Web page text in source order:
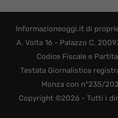
Informazioneoggi.it di
A. Volta 16 - Palazzo C,
Codice Fiscale e
Testata Giornalistica
Monza con n°235/
Copyright ©2026 - Tutti i